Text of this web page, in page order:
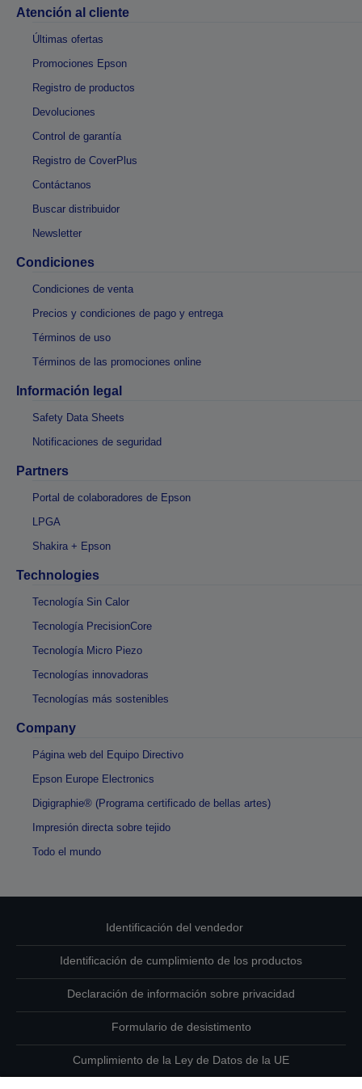
Atención al cliente
Últimas ofertas
Promociones Epson
Registro de productos
Devoluciones
Control de garantía
Registro de CoverPlus
Contáctanos
Buscar distribuidor
Newsletter
Condiciones
Condiciones de venta
Precios y condiciones de pago y entrega
Términos de uso
Términos de las promociones online
Información legal
Safety Data Sheets
Notificaciones de seguridad
Partners
Portal de colaboradores de Epson
LPGA
Shakira + Epson
Technologies
Tecnología Sin Calor
Tecnología PrecisionCore
Tecnología Micro Piezo
Tecnologías innovadoras
Tecnologías más sostenibles
Company
Página web del Equipo Directivo
Epson Europe Electronics
Digigraphie® (Programa certificado de bellas artes)
Impresión directa sobre tejido
Todo el mundo
Identificación del vendedor
Identificación de cumplimiento de los productos
Declaración de información sobre privacidad
Formulario de desistimento
Cumplimiento de la Ley de Datos de la UE